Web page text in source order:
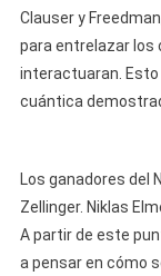
Clauser y
para entrelazar los
interactuaran. Esto
cuántica
Los ganadores del
Zellinger. Niklas
A partir de este
a pensar en cómo